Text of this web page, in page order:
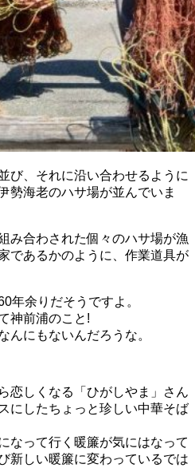
び、それに沿い合わせるように
勢海老のハサ場が並んでいま
み合わされた個々のハサ場が漁
であるかのように、作業道具が
年余りだそうですよ。
神前浦のこと!
んにもないんだろうな。
恋しくなる「ひがしやま」さん
にしたちょっと珍しい中華そば
なって行く暖簾が気にはなって
新しい暖簾に変わっているでは